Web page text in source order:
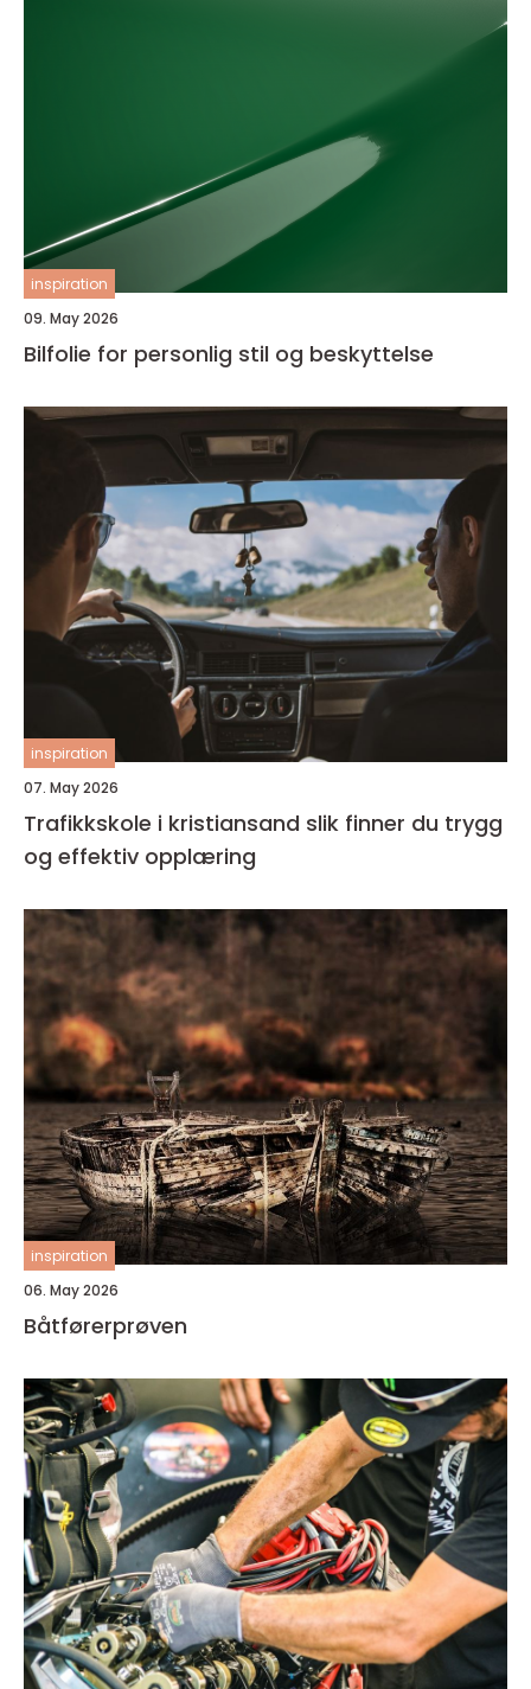
inspiration
09. May 2026
Bilfolie for personlig stil og beskyttelse
inspiration
07. May 2026
Trafikkskole i kristiansand slik finner du trygg
og effektiv opplæring
inspiration
06. May 2026
Båtførerprøven